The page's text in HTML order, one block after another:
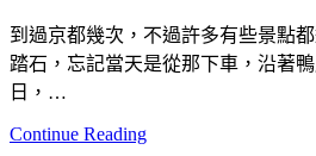
到過京都幾次，不過許多有些景點
踏石，忘記當天是從那下車，沿著
日，…
Continue Reading